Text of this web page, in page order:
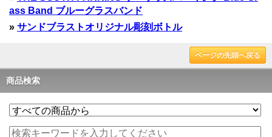
ass Band ブルーグラスバンド
» サンドブラストオリジナル彫刻ボトル
ページの先頭へ戻る
商品検索